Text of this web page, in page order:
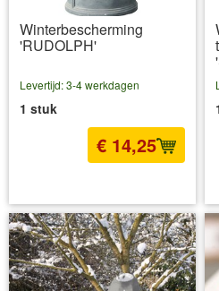
Winterbescherming
'RUDOLPH'
Levertijd: 3-4 werkdagen
1 stuk
€ 14,25